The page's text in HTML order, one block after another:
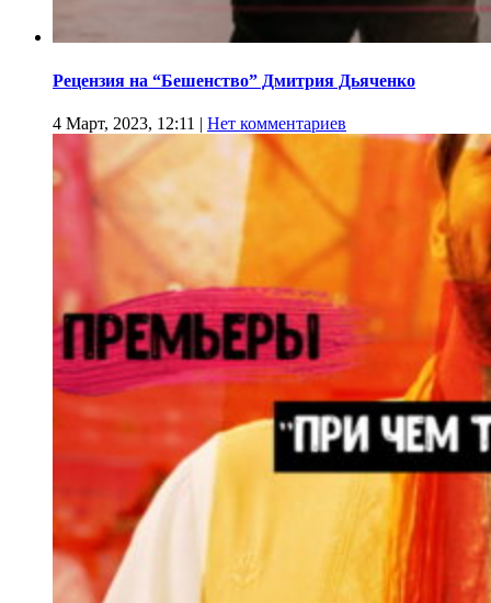
Рецензия на “Бешенство” Дмитрия Дьяченко
4 Март, 2023, 12:11 | Нет комментариев